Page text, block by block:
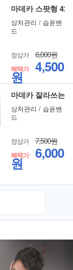
마데카 스팟형 42
상처관리 / 습윤밴
드
정상가 6,000원
혜택가 4,500
원
마데카 잘라쓰는
상처관리 / 습윤밴
드
정상가 7,500원
혜택가 6,000
원